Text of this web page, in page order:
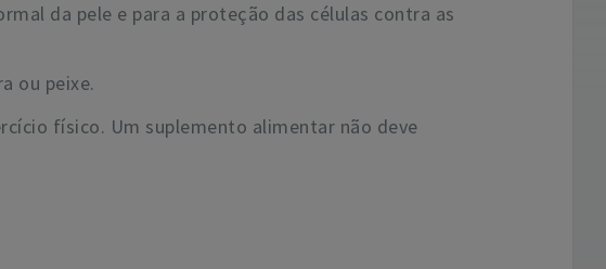
da pele e para a proteção das células contra as
ou peixe.
físico. Um suplemento alimentar não deve